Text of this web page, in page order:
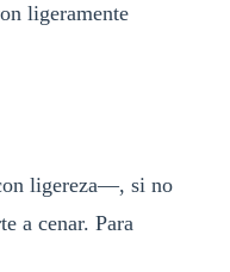
ligeramente
ligereza—, si no
a cenar. Para